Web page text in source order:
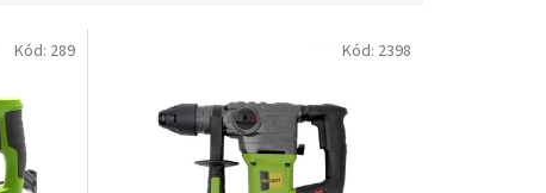
Kód: 289 Kód: 2398